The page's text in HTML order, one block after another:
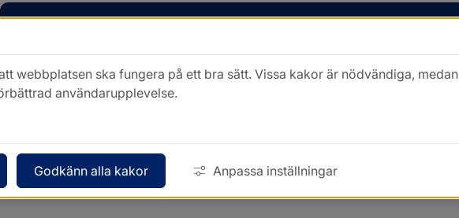
webbplatsen ska fungera på ett bra sätt. Vissa kakor är nödvändiga, medan
användarupplevelse.
Godkänn alla kakor Anpassa inställningar